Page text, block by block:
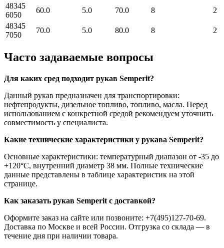
48345
6050
60.0 5.0 70.0 8
2
48345
7050
70.0 5.0 80.0 8 2
Часто задаваемые вопросы
Для каких сред подходит рукав Semperit?
Данный рукав предназначен для транспортировки:
нефтепродукты, дизельное топливо, топливо, масла. Перед
использованием с конкретной средой рекомендуем уточнить
совместимость у специалиста.
Какие технические характеристики у рукава Semperit?
Основные характеристики: температурный диапазон от -35 до
+120°C, внутренний диаметр 38 мм. Полные технические
данные представлены в таблице характеристик на этой
странице.
Как заказать рукав Semperit с доставкой?
Оформите заказ на сайте или позвоните: +7(495)127-70-69.
Доставка по Москве и всей России. Отгрузка со склада — в
течение дня при наличии товара.